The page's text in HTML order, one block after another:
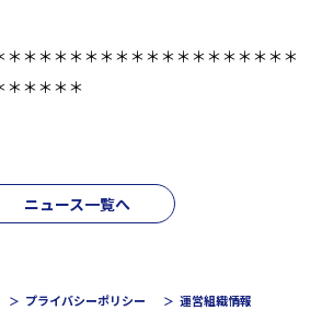
＊＊＊＊＊＊＊＊＊＊＊＊＊＊＊＊＊＊＊
＊＊＊＊＊
ニュース一覧へ
プライバシーポリシー 運営組織情報